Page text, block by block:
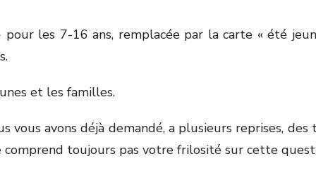
pour les 7-16 ans, remplacée par la carte « été
et les familles.
avons déjà demandé, a plusieurs reprises,
comprend toujours pas votre frilosité sur cette